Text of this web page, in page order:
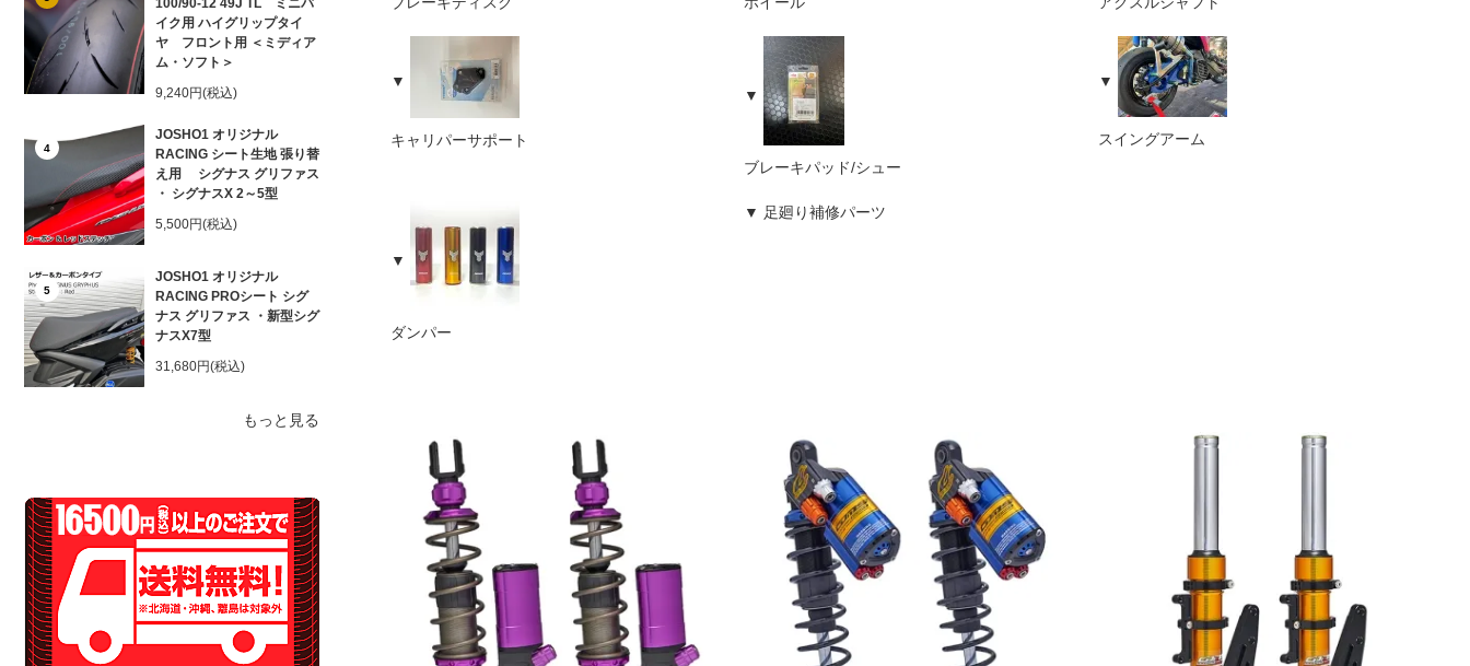
100/90-12 49J TL ミニバ
イク用 ハイグリップタイ
ヤ フロント用 ＜ミディア
ム・ソフト＞
9,240円(税込)
4
JOSHO1 オリジナル
RACING シート生地 張り替
え用 シグナス グリファス
・ シグナスX 2～5型
5,500円(税込)
5
JOSHO1 オリジナル
RACING PROシート シグ
ナス グリファス ・新型シグ
ナスX7型
31,680円(税込)
もっと見る
キャリパーサポート
ブレーキパッド/シュー
スイングアーム
ダンパー
足廻り補修パーツ